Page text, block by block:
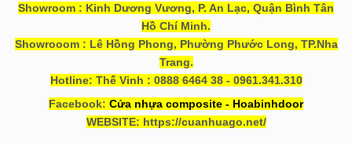
Showroom : Kinh Dương Vương, P. An Lạc, Quận Bình Tân
Hồ Chí Minh.
Showrooom : Lê Hồng Phong, Phường Phước Long, TP.Nha
Trang.
Hotline: Thế Vinh : 0888 6464 38 - 0961.341.310
Facebook: Cửa nhựa composite - Hoabinhdoor
WEBSITE: https://cuanhuago.net/